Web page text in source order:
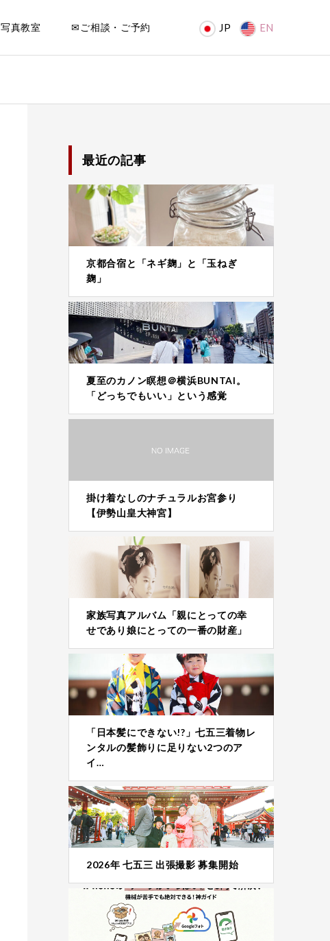
写真教室 ✉ご相談・ご予約 JP EN
最近の記事
京都合宿と「ネギ麹」と「玉ねぎ
麹」
夏至のカノン瞑想＠横浜BUNTAI。
「どっちでもいい」という感覚
掛け着なしのナチュラルお宮参り
【伊勢山皇大神宮】
家族写真アルバム「親にとっての幸
せであり娘にとっての一番の財産」
「日本髪にできない!?」七五三着物レ
ンタルの髪飾りに足りない2つのア
イ…
2026年 七五三 出張撮影 募集開始